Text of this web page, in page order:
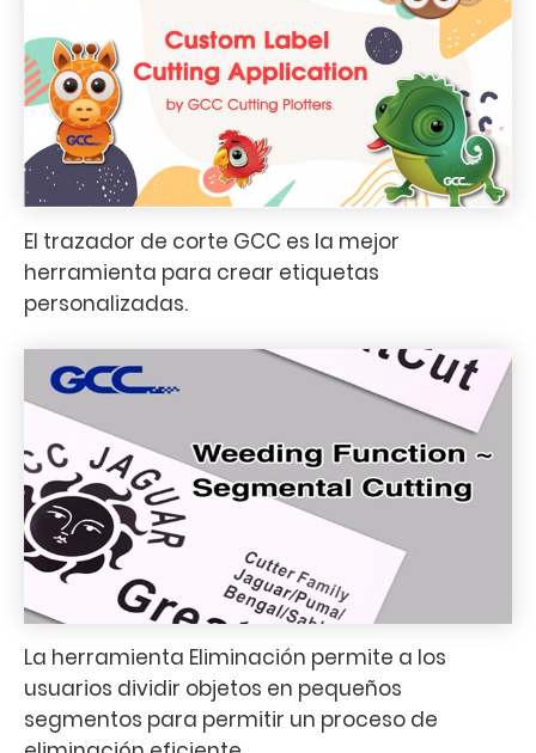
El trazador de corte GCC es la mejor
herramienta para crear etiquetas
personalizadas.
La herramienta Eliminación permite a los
usuarios dividir objetos en pequeños
segmentos para permitir un proceso de